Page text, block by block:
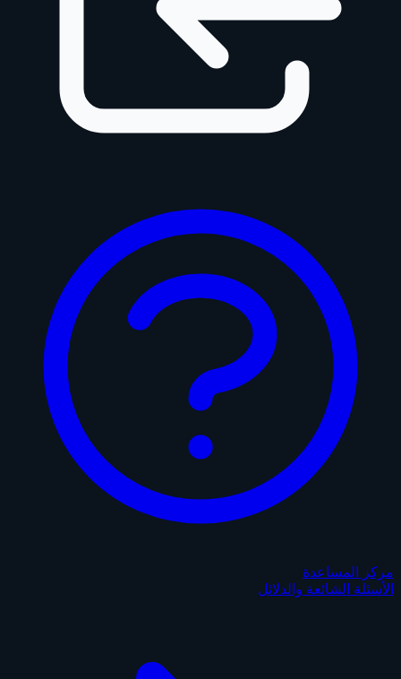
مركز المساعدة
الأسئلة الشائعة والدلائل